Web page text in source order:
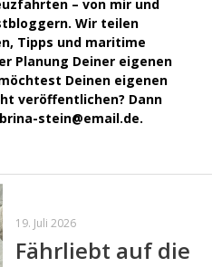
– von mir und
Wir teilen
Tipps und maritime
Planung Deiner eigenen
Deinen eigenen
veröffentlichen? Dann
stein@email.de.
19. Juli 2026
Fährliebt auf die